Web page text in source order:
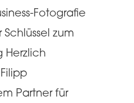
Fotografie
zum
Herzlich
Partner für